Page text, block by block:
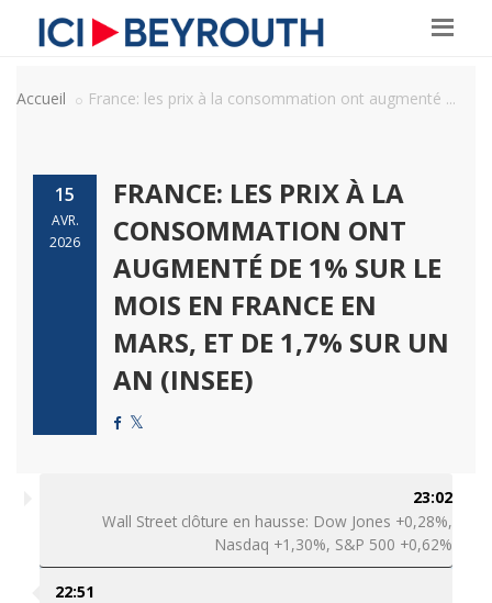
Accueil France: les prix à la consommation ont augmenté ...
15
AVR.
2026
FRANCE: LES PRIX À LA
CONSOMMATION ONT
AUGMENTÉ DE 1% SUR LE
MOIS EN FRANCE EN
MARS, ET DE 1,7% SUR UN
AN (INSEE)
23:02
Wall Street clôture en hausse: Dow Jones +0,28%,
Nasdaq +1,30%, S&P 500 +0,62%
22:51